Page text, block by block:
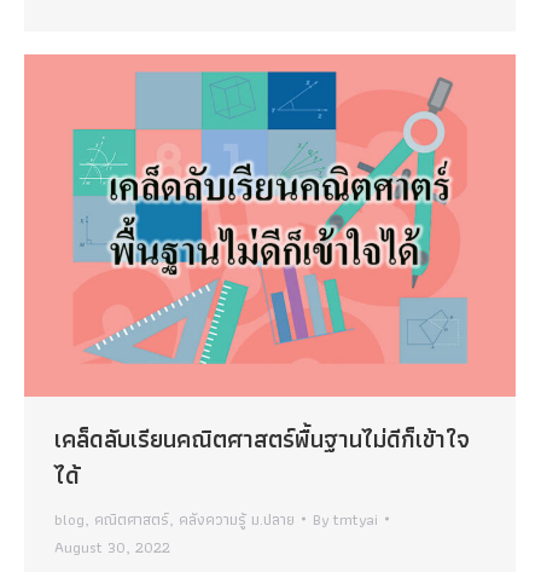
เคล็ดลับเรียนคณิตศาสตร์พื้นฐานไม่ดีก็เข้าใจ
ได้
blog, คณิตศาสตร์, คลังความรู้ ม.ปลาย Bytmtyai
August 30, 2022